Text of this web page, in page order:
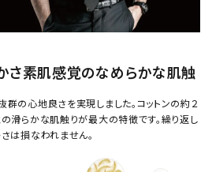
さ素肌感覚のなめらかな肌触
の心地良さを実現しました。コットンの約２
滑らかな肌触りが最大の特徴です。繰り返し
は損なわれません。